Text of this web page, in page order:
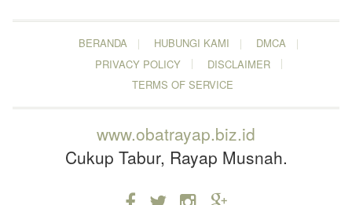
BERANDA HUBUNGI KAMI
DMCA
PRIVACY POLICY
DISCLAIMER
TERMS OF SERVICE
www.obatrayap.biz.id
Cukup Tabur, Rayap Musnah.